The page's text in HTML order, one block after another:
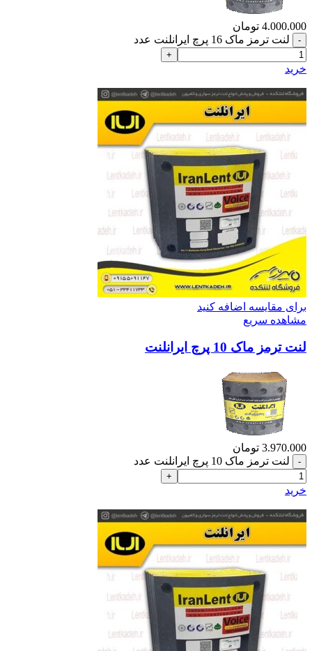
4.000.000 تومان
لنت ترمز ماک 16 پرچ ایرانلنت عدد
خرید
برای مقایسه اضافه کنید
مشاهده سریع
لنت ترمز ماک 10 پرچ ایرانلنت
3.970.000 تومان
لنت ترمز ماک 10 پرچ ایرانلنت عدد
خرید